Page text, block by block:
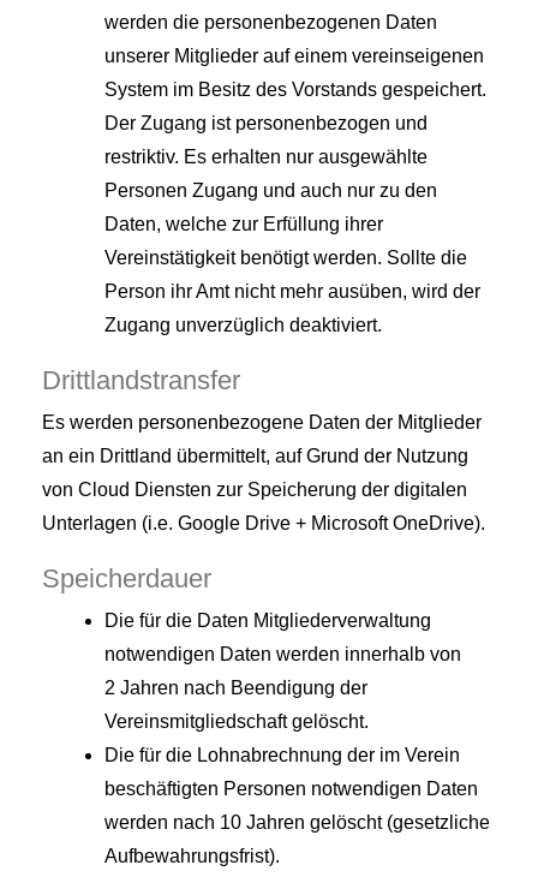
werden die personenbezogenen Daten
unserer Mitglieder auf einem vereinseigenen
System im Besitz des Vorstands gespeichert.
Der Zugang ist personenbezogen und
restriktiv. Es erhalten nur ausgewählte
Personen Zugang und auch nur zu den
Daten, welche zur Erfüllung ihrer
Vereinstätigkeit benötigt werden. Sollte die
Person ihr Amt nicht mehr ausüben, wird der
Zugang unverzüglich deaktiviert.
Drittlandstransfer
Es werden personenbezogene Daten der Mitglieder
an ein Drittland übermittelt, auf Grund der Nutzung
von Cloud Diensten zur Speicherung der digitalen
Unterlagen (i.e. Google Drive + Microsoft OneDrive).
Speicherdauer
Die für die Daten Mitgliederverwaltung
notwendigen Daten werden innerhalb von
2 Jahren nach Beendigung der
Vereinsmitgliedschaft gelöscht.
Die für die Lohnabrechnung der im Verein
beschäftigten Personen notwendigen Daten
werden nach 10 Jahren gelöscht (gesetzliche
Aufbewahrungsfrist).